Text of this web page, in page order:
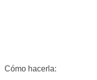
Cómo hacerla: